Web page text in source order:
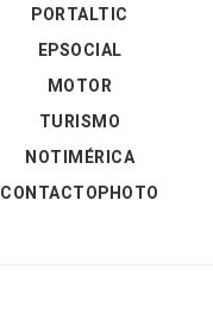
PORTALTIC
EPSOCIAL
MOTOR
TURISMO
NOTIMÉRICA
CONTACTOPHOTO